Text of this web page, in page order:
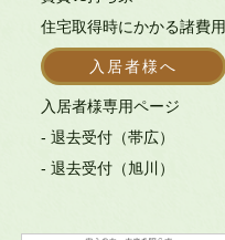
住宅取得時にかかる諸費用
入居者様へ
入居者様専用ページ
- 退去受付（帯広）
- 退去受付（旭川）